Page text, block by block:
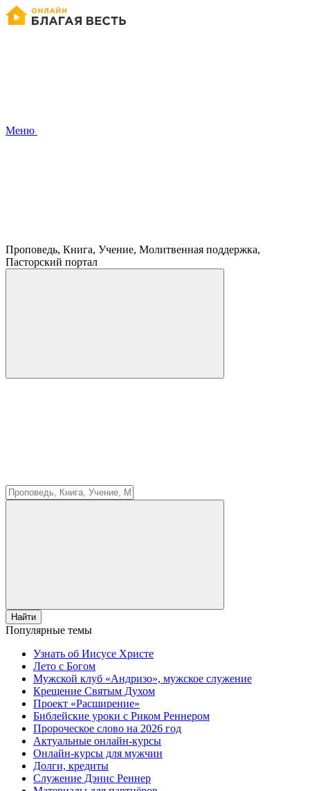
Меню
Проповедь, Книга, Учение, Молитвенная поддержка,
Пасторский портал
Найти
Популярные темы
Узнать об Иисусе Христе
Лето с Богом
Мужской клуб «Андризо», мужское служение
Крещение Святым Духом
Проект «Расширение»
Библейские уроки с Риком Реннером
Пророческое слово на 2026 год
Актуальные онлайн-курсы
Онлайн-курсы для мужчин
Долги, кредиты
Служение Дэнис Реннер